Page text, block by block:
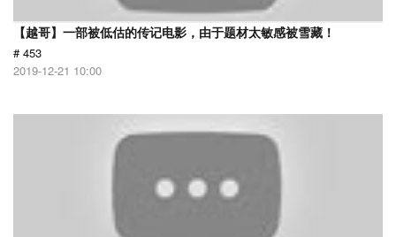
【越哥】一部被低估的传记电影，由于题材太敏感被雪藏！
# 453
2019-12-21 10:00